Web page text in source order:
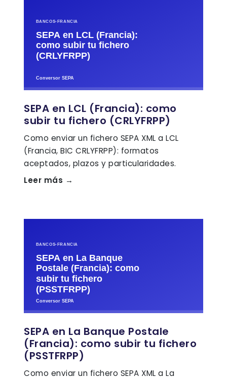
SEPA en LCL (Francia): como
subir tu fichero (CRLYFRPP)
Como enviar un fichero SEPA XML a LCL
(Francia, BIC CRLYFRPP): formatos
aceptados, plazos y particularidades.
Leer más →
SEPA en La Banque Postale
(Francia): como subir tu fichero
(PSSTFRPP)
Como enviar un fichero SEPA XML a La